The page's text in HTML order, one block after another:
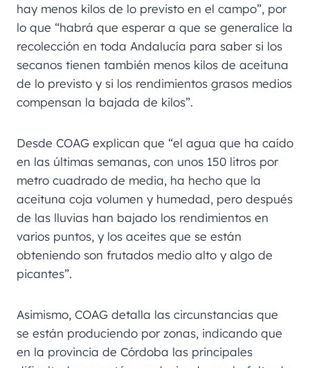
hay menos kilos de lo previsto en el campo”, por
lo que “habrá que esperar a que se generalice la
recolección en toda Andalucía para saber si los
secanos tienen también menos kilos de aceituna
de lo previsto y si los rendimientos grasos medios
compensan la bajada de kilos”.
Desde COAG explican que “el agua que ha caído
en las últimas semanas, con unos 150 litros por
metro cuadrado de media, ha hecho que la
aceituna coja volumen y humedad, pero después
de las lluvias han bajado los rendimientos en
varios puntos, y los aceites que se están
obteniendo son frutados medio alto y algo de
picantes”.
Asimismo, COAG detalla las circunstancias que
se están produciendo por zonas, indicando que
en la provincia de Córdoba las principales